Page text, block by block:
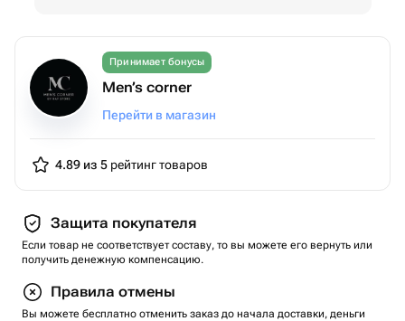
Принимает бонусы
Men’s corner
Перейти в магазин
4.89 из 5 рейтинг товаров
Защита покупателя
Если товар не соответствует составу, то вы можете его вернуть или
получить денежную компенсацию.
Правила отмены
Вы можете бесплатно отменить заказ до начала доставки, деньги